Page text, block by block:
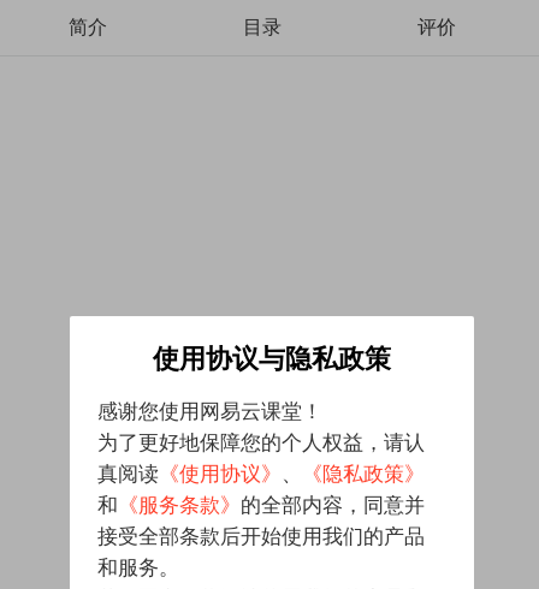
简介 目录 评价
使用协议与隐私政策
感谢您使用网易云课堂！
为了更好地保障您的个人权益，请认
真阅读 《使用协议》 、
《隐私政策》
和 《服务条款》 的全部内容，同意并
接受全部条款后开始使用我们的产品
和服务。